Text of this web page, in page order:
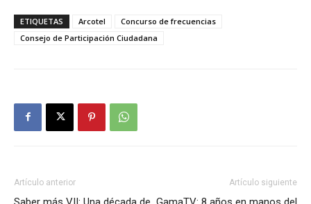
ETIQUETAS Arcotel
Concurso de frecuencias
Consejo de Participación Ciudadana
Artículo anterior Artículo siguiente